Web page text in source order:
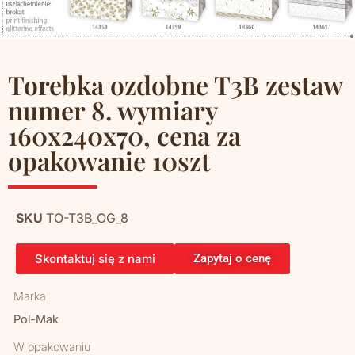
Torebka ozdobne T3B zestaw
numer 8. wymiary
160x240x70, cena za
opakowanie 10szt
SKU TO-T3B_OG_8
Skontaktuj się z nami Zapytaj o cenę
Marka
Pol-Mak
W opakowaniu